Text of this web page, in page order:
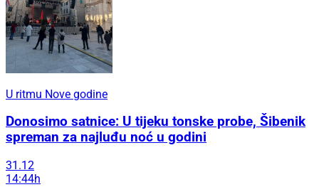
U ritmu Nove godine
Donosimo satnice: U tijeku tonske probe, Šibenik
spreman za najluđu noć u godini
31.12
14:44h